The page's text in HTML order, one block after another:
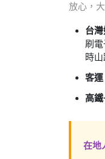
放心，
台
刷
時
客運
高
在地